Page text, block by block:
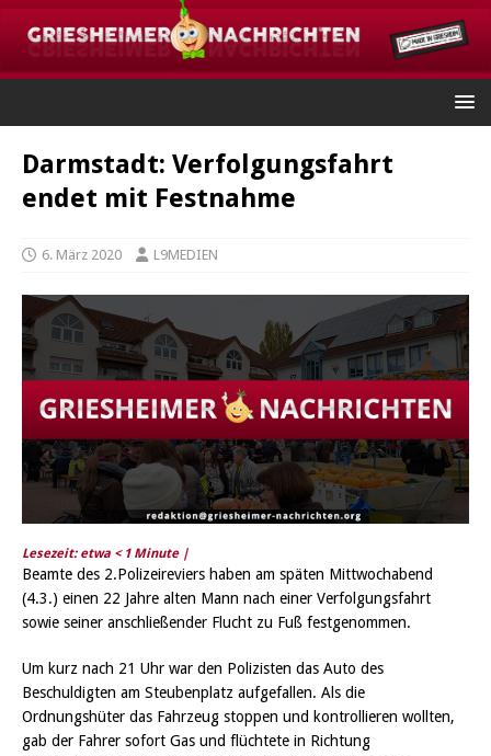
Darmstadt: Verfolgungsfahrt
endet mit Festnahme
6. März 2020 L9MEDIEN
Lesezeit: etwa < 1 Minute |
Beamte des 2.Polizeireviers haben am späten Mittwochabend
(4.3.) einen 22 Jahre alten Mann nach einer Verfolgungsfahrt
sowie seiner anschließender Flucht zu Fuß festgenommen.
Um kurz nach 21 Uhr war den Polizisten das Auto des
Beschuldigten am Steubenplatz aufgefallen. Als die
Ordnungshüter das Fahrzeug stoppen und kontrollieren wollten,
gab der Fahrer sofort Gas und flüchtete in Richtung